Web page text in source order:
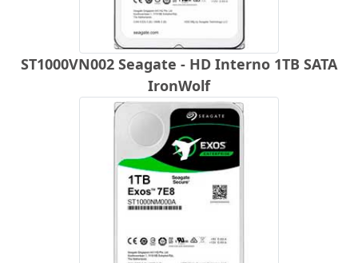
ST1000VN002 Seagate - HD Interno 1TB SATA
IronWolf